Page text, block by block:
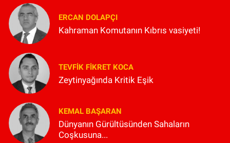
ERCAN DOLAPÇI
Kahraman Komutanın Kıbrıs vasiyeti!
TEVFIK FIKRET KOCA
Zeytinyağında Kritik Eşik
KEMAL BAŞARAN
Dünyanın Gürültüsünden Sahaların
Coşkusuna...